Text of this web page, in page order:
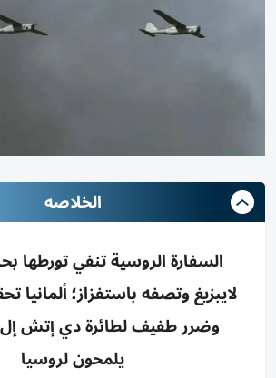
الخلاصه
السفارة الروسية تنفي تورطها
لايبزيغ وتصفه باستفزاز؛
وضرر طفيف لطائرة دي إتش
يلمحون لروسيا